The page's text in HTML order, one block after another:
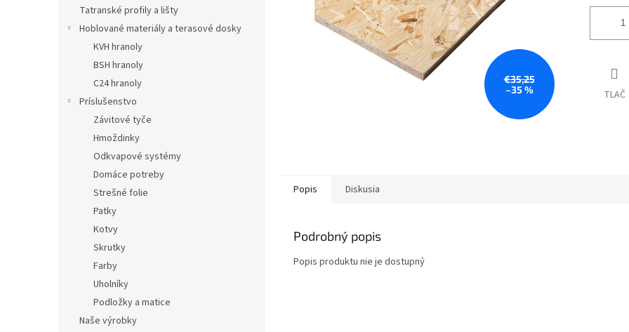
Tatranské profily a lišty
Hoblované materiály a terasové dosky
KVH hranoly
BSH hranoly
C24 hranoly
Príslušenstvo
Závitové tyče
Hmoždinky
Odkvapové systémy
Domáce potreby
Strešné folie
Patky
Kotvy
Skrutky
Farby
Uholníky
Podložky a matice
Naše výrobky
€35,25
–35 %
TLAČ
Popis Diskusia
Podrobný popis
Popis produktu nie je dostupný